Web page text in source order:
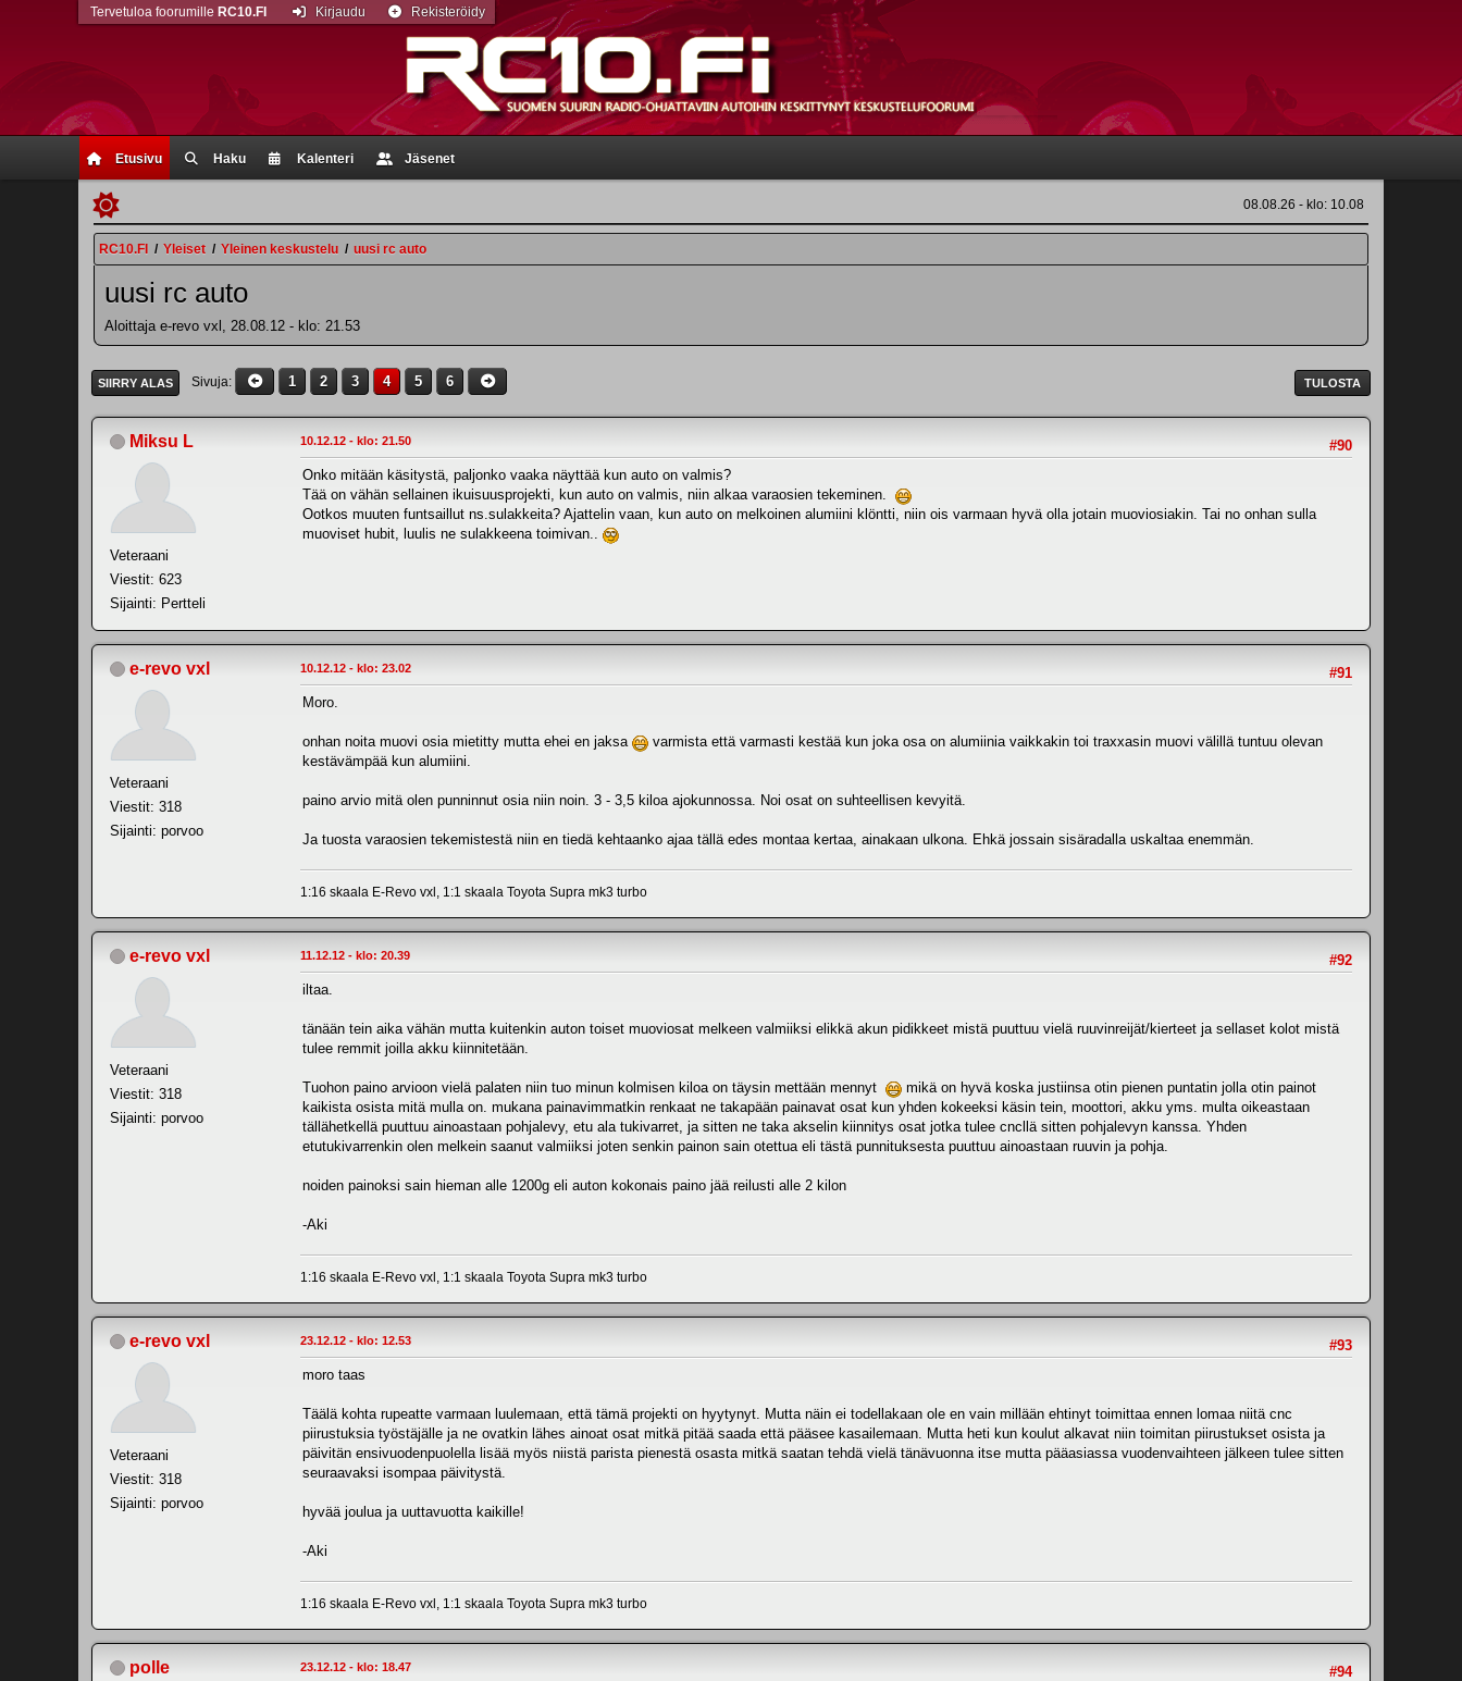
Etusivu Haku Kalenteri Jäsenet
Tervetuloa foorumille RC10.FI Kirjaudu Rekisteröidy
08.08.26 - klo: 10.08
RC10.FI / Yleiset / Yleinen keskustelu / uusi rc auto
uusi rc auto
Aloittaja e-revo vxl, 28.08.12 - klo: 21.53
TULOSTA
SIIRRY ALAS Sivuja 1 2 3 4 5 6
Miksu L
Veteraani
Viestit: 623
Sijainti: Pertteli
#90
10.12.12 - klo: 21.50
Onko mitään käsitystä, paljonko vaaka näyttää kun auto on valmis?
Tää on vähän sellainen ikuisuusprojekti, kun auto on valmis, niin alkaa varaosien tekeminen.
Ootkos muuten funtsaillut ns.sulakkeita? Ajattelin vaan, kun auto on melkoinen alumiini klöntti, niin ois varmaan hyvä olla jotain muoviosiakin. Tai no onhan sulla
muoviset hubit, luulis ne sulakkeena toimivan..
e-revo vxl
Veteraani
Viestit: 318
Sijainti: porvoo
#91
10.12.12 - klo: 23.02
Moro.
onhan noita muovi osia mietitty mutta ehei en jaksa
varmista että varmasti kestää kun joka osa on alumiinia vaikkakin toi traxxasin muovi välillä tuntuu olevan
kestävämpää kun alumiini.
paino arvio mitä olen punninnut osia niin noin. 3 - 3,5 kiloa ajokunnossa. Noi osat on suhteellisen kevyitä.
Ja tuosta varaosien tekemistestä niin en tiedä kehtaanko ajaa tällä edes montaa kertaa, ainakaan ulkona. Ehkä jossain sisäradalla uskaltaa enemmän.
1:16 skaala E-Revo vxl, 1:1 skaala Toyota Supra mk3 turbo
e-revo vxl
Veteraani
Viestit: 318
Sijainti: porvoo
#92
11.12.12 - klo: 20.39
iltaa.
tänään tein aika vähän mutta kuitenkin auton toiset muoviosat melkeen valmiiksi elikkä akun pidikkeet mistä puuttuu vielä ruuvinreijät/kierteet ja sellaset kolot mistä
tulee remmit joilla akku kiinnitetään.
Tuohon paino arvioon vielä palaten niin tuo minun kolmisen kiloa on täysin mettään mennyt
mikä on hyvä koska justiinsa otin pienen puntatin jolla otin painot
kaikista osista mitä mulla on. mukana painavimmatkin renkaat ne takapään painavat osat kun yhden kokeeksi käsin tein, moottori, akku yms. multa oikeastaan
tällähetkellä puuttuu ainoastaan pohjalevy, etu ala tukivarret, ja sitten ne taka akselin kiinnitys osat jotka tulee cncllä sitten pohjalevyn kanssa. Yhden
etutukivarrenkin olen melkein saanut valmiiksi joten senkin painon sain otettua eli tästä punnituksesta puuttuu ainoastaan ruuvin ja pohja.
noiden painoksi sain hieman alle 1200g eli auton kokonais paino jää reilusti alle 2 kilon
-Aki
1:16 skaala E-Revo vxl, 1:1 skaala Toyota Supra mk3 turbo
e-revo vxl
Veteraani
Viestit: 318
Sijainti: porvoo
#93
23.12.12 - klo: 12.53
moro taas
Täälä kohta rupeatte varmaan luulemaan, että tämä projekti on hyytynyt. Mutta näin ei todellakaan ole en vain millään ehtinyt toimittaa ennen lomaa niitä cnc
piirustuksia työstäjälle ja ne ovatkin lähes ainoat osat mitkä pitää saada että pääsee kasailemaan. Mutta heti kun koulut alkavat niin toimitan piirustukset osista ja
päivitän ensivuodenpuolella lisää myös niistä parista pienestä osasta mitkä saatan tehdä vielä tänävuonna itse mutta pääasiassa vuodenvaihteen jälkeen tulee sitten
seuraavaksi isompaa päivitystä.
hyvää joulua ja uuttavuotta kaikille!
-Aki
1:16 skaala E-Revo vxl, 1:1 skaala Toyota Supra mk3 turbo
polle #94
23.12.12 - klo: 18.47